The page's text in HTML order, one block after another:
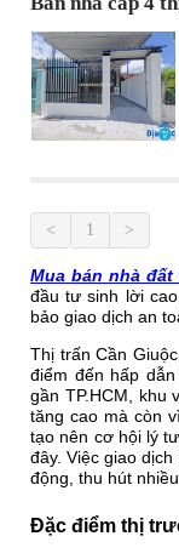
< 1 >
Mua bán nhà
đầu tư sinh lời
bảo giao dịch an
Thị trấn Cần
điểm đến hấp
gần TP.HCM, khu
tăng cao mà còn
tạo nên cơ hội lý
đây. Việc giao
động, thu hút
Đặc điểm thị